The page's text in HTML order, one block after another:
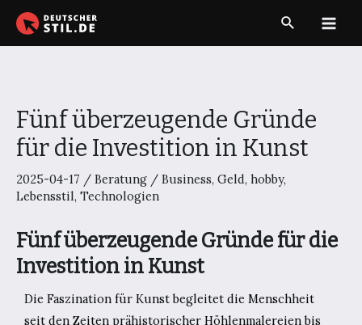
Zum
Inhalt
Suche
Fünf überzeugende Gründe
für die Investition in Kunst
2025-04-17 / Beratung / Business, Geld, hobby,
Lebensstil, Technologien
Fünf überzeugende Gründe für die
Investition in Kunst
Die Faszination für Kunst begleitet die Menschheit
seit den Zeiten prähistorischer Höhlenmalereien bis